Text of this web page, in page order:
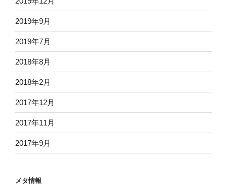
2019年9月
2019年7月
2018年8月
2018年2月
2017年12月
2017年11月
2017年9月
メタ情報